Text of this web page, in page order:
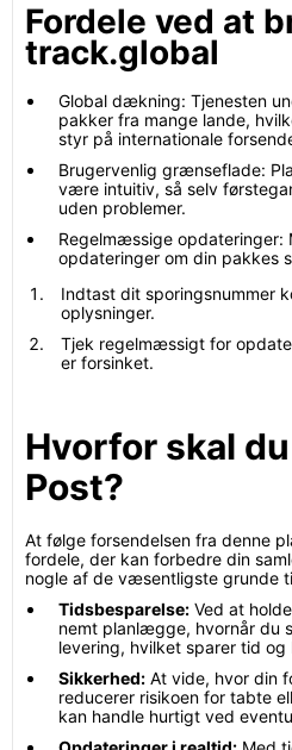
Fordele ved at
track.global
Global dækning: Tjenesten
pakker fra mange lande,
styr på internationale
Brugervenlig grænseflade:
være intuitiv, så selv
uden problemer.
Regelmæssige opdateringer:
opdateringer om din pakkes
Indtast dit sporingsnummer
oplysninger.
Tjek regelmæssigt for
er forsinket.
Hvorfor skal
Post?
At følge forsendelsen fra denne
fordele, der kan forbedre din
nogle af de væsentligste grunde
Tidsbesparelse: Ved at
nemt planlægge, hvornår du
levering, hvilket sparer tid
Sikkerhed: At vide, hvor din
reducerer risikoen for tabte
kan handle hurtigt ved